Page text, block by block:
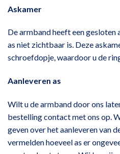
Askamer
De armband heeft een
as niet zichtbaar is. Deze
schroefdopje, waardoor u de
Aanleveren as
Wilt u de armband door ons
bestelling contact met ons op.
geven over het aanleveren van
vermelden hoeveel as er